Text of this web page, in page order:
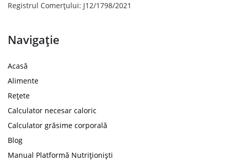
Registrul Comerțului: J12/1798/2021
Navigație
Acasă
Alimente
Rețete
Calculator necesar caloric
Calculator grăsime corporală
Blog
Manual Platformă Nutriționiști